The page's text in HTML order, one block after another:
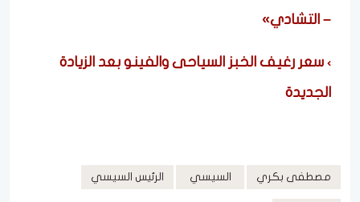
– التشادي»
سعر رغيف الخبز السياحى والفينو بعد الزيادة
الجديدة
مصطفى بكري السيسي الرئيس السيسي